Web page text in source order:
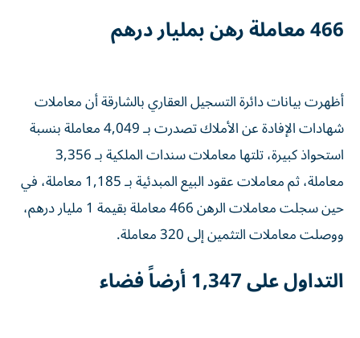
466 معاملة رهن بمليار درهم
أظهرت بيانات دائرة التسجيل العقاري بالشارقة أن معاملات
شهادات الإفادة عن الأملاك تصدرت بـ 4,049 معاملة بنسبة
استحواذ كبيرة، تلتها معاملات سندات الملكية بـ 3,356
معاملة، ثم معاملات عقود البيع المبدئية بـ 1,185 معاملة، في
حين سجلت معاملات الرهن 466 معاملة بقيمة 1 مليار درهم،
ووصلت معاملات التثمين إلى 320 معاملة.
التداول على 1,347 أرضاً فضاء